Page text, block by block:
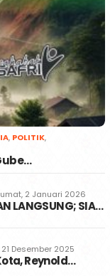
, POLITIK,
2 Januari 2026
LANGSUNG; SIA…
Desember 2025
Reynold…